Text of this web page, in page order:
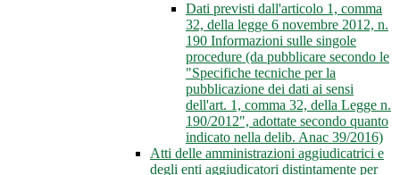
Dati previsti dall'articolo 1, comma
32, della legge 6 novembre 2012, n.
190 Informazioni sulle singole
procedure (da pubblicare secondo le
"Specifiche tecniche per la
pubblicazione dei dati ai sensi
dell'art. 1, comma 32, della Legge n.
190/2012", adottate secondo quanto
indicato nella delib. Anac 39/2016)
Atti delle amministrazioni aggiudicatrici e
degli enti aggiudicatori distintamente per